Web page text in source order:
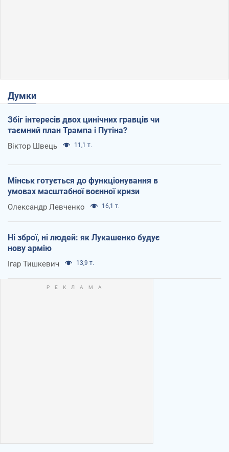
Думки
Збіг інтересів двох цинічних гравців чи
таємний план Трампа і Путіна?
Віктор Швець 11,1 т.
Мінськ готується до функціонування в
умовах масштабної воєнної кризи
Олександр Левченко 16,1 т.
Ні зброї, ні людей: як Лукашенко будує
нову армію
Ігар Тишкевич 13,9 т.